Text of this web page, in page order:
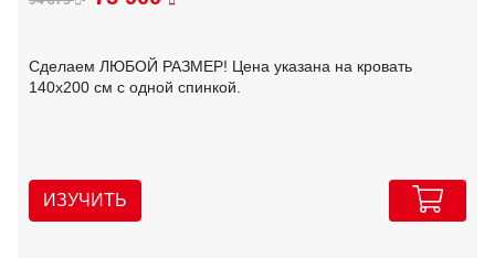
Сделаем ЛЮБОЙ РАЗМЕР! Цена указана на кровать
140х200 см с одной спинкой.
ИЗУЧИТЬ